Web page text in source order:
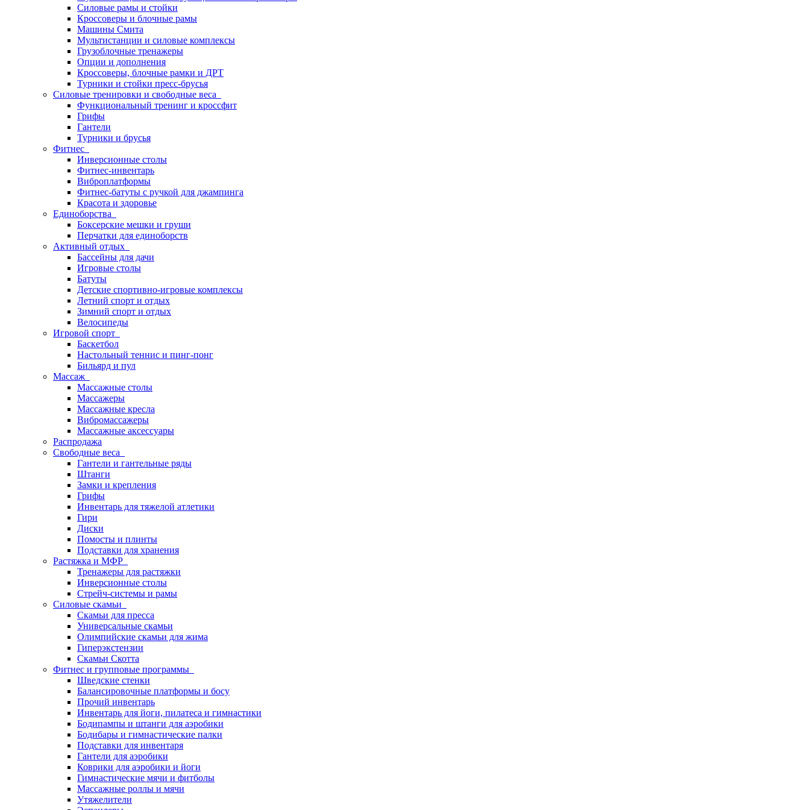
Силовые рамы и стойки
Кроссоверы и блочные рамы
Машины Смита
Мультистанции и силовые комплексы
Грузоблочные тренажеры
Опции и дополнения
Кроссоверы, блочные рамки и ДРТ
Турники и стойки пресс-брусья
Силовые тренировки и свободные веса
Функциональный тренинг и кроссфит
Грифы
Гантели
Турники и брусья
Фитнес
Инверсионные столы
Фитнес-инвентарь
Виброплатформы
Фитнес-батуты с ручкой для джампинга
Красота и здоровье
Единоборства
Боксерские мешки и груши
Перчатки для единоборств
Активный отдых
Бассейны для дачи
Игровые столы
Батуты
Детские спортивно-игровые комплексы
Летний спорт и отдых
Зимний спорт и отдых
Велосипеды
Игровой спорт
Баскетбол
Настольный теннис и пинг-понг
Бильярд и пул
Массаж
Массажные столы
Массажеры
Массажные кресла
Вибромассажеры
Массажные аксессуары
Распродажа
Свободные веса
Гантели и гантельные ряды
Штанги
Замки и крепления
Грифы
Инвентарь для тяжелой атлетики
Гири
Диски
Помосты и плинты
Подставки для хранения
Растяжка и МФР
Тренажеры для растяжки
Инверсионные столы
Стрейч-системы и рамы
Силовые скамьи
Скамьи для пресса
Универсальные скамьи
Олимпийские скамьи для жима
Гиперэкстензии
Скамьи Скотта
Фитнес и групповые программы
Шведские стенки
Балансировочные платформы и босу
Прочий инвентарь
Инвентарь для йоги, пилатеса и гимнастики
Бодипампы и штанги для аэробики
Бодибары и гимнастические палки
Подставки для инвентаря
Гантели для аэробики
Коврики для аэробики и йоги
Гимнастические мячи и фитболы
Массажные роллы и мячи
Утяжелители